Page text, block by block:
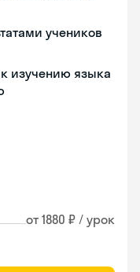
учеников
изучению языка
от 1880 ₽ / урок